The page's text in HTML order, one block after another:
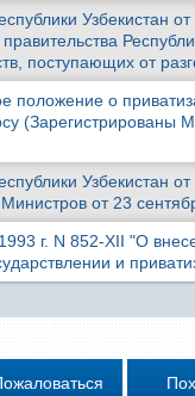
Узбекистан
поступающих от
о
Узбекистан
от 23
г. N 852-XII "О
и